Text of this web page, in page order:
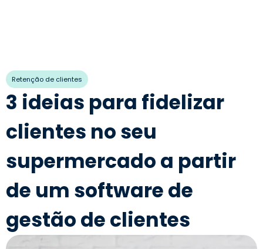
Retenção de clientes
3 ideias para fidelizar
clientes no seu
supermercado a partir
de um software de
gestão de clientes